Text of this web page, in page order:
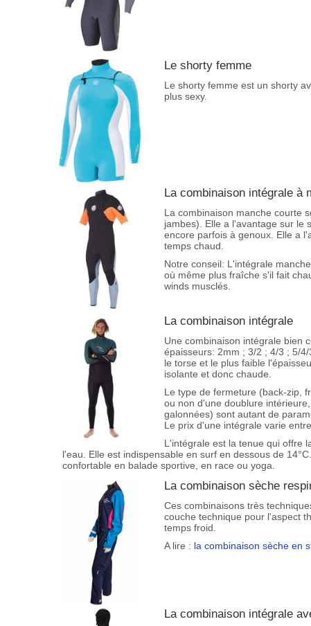
Le shorty femme
Le shorty femme est un shorty
plus sexy.
La combinaison intégrale à
La combinaison manche courte
jambes). Elle a l'avantage sur le
encore parfois à genoux. Elle a
temps chaud.
Notre conseil: L'intégrale
où même plus fraîche s'il fait
winds musclés.
La combinaison intégrale
Une combinaison intégrale bien
épaisseurs: 2mm ; 3/2 ; 4/3 ; 5/
le torse et le plus faible
isolante et donc chaude.
Le type de fermeture (back-zip,
ou non d'une doublure
galonnées) sont autant de
Le prix d'une intégrale varie
L'intégrale est la tenue qui offre
l'eau. Elle est indispensable en surf en dessous de
confortable en balade sportive, en race ou yoga.
La combinaison sèche
Ces combinaisons très
couche technique pour l'aspect
temps froid.
A lire : la combinaison sèche en
La combinaison intégrale